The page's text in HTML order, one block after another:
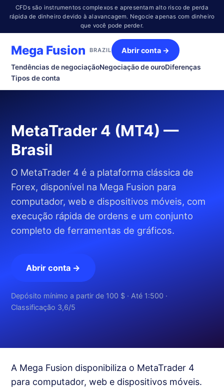
CFDs são instrumentos complexos e apresentam alto risco de perda
rápida de dinheiro devido à alavancagem. Negocie apenas com dinheiro
que você pode perder.
Mega Fusion BRAZIL
Tendências de negociaçãoNegociação de ouroDiferenças
Tipos de conta
Abrir conta →
MetaTrader 4 (MT4) —
Brasil
O MetaTrader 4 é a plataforma clássica de
Forex, disponível na Mega Fusion para
computador, web e dispositivos móveis, com
execução rápida de ordens e um conjunto
completo de ferramentas de gráficos.
Abrir conta →
Depósito mínimo a partir de 100 $ · Até 1:500 ·
Classificação 3,6/5
A Mega Fusion disponibiliza o MetaTrader 4
para computador, web e dispositivos móveis.